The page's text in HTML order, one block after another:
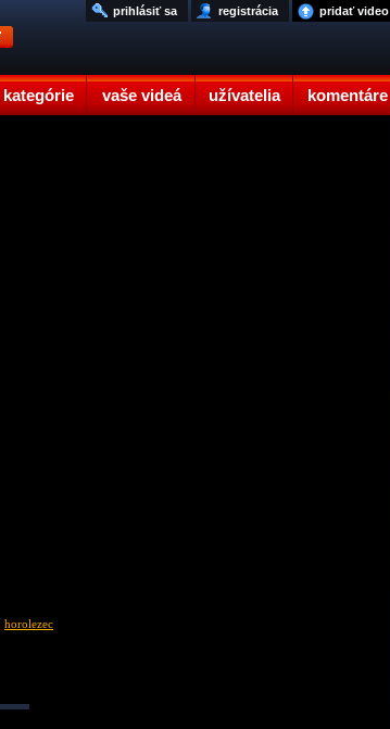
kategórie vaše videá užívatelia komentáre
pridať video
registrácia
prihlásiť sa
horolezec